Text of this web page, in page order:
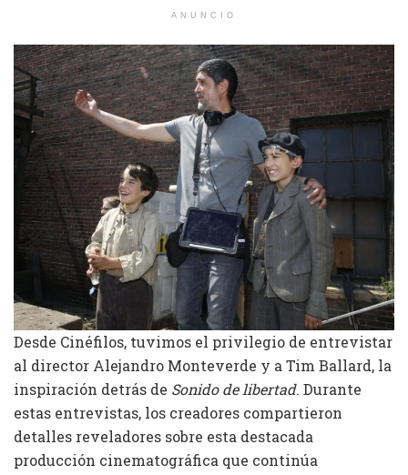
ANUNCIO
Desde Cinéfilos, tuvimos el privilegio de entrevistar
al director Alejandro Monteverde y a Tim Ballard, la
inspiración detrás de Sonido de libertad. Durante
estas entrevistas, los creadores compartieron
detalles reveladores sobre esta destacada
producción cinematográfica que continúa